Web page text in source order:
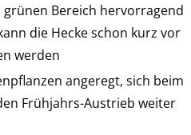
grünen Bereich hervorragend
die Hecke schon kurz vor
werden
angeregt, sich beim
Frühjahrs-Austrieb weiter